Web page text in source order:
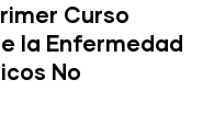
Curso
la Enfermedad
No